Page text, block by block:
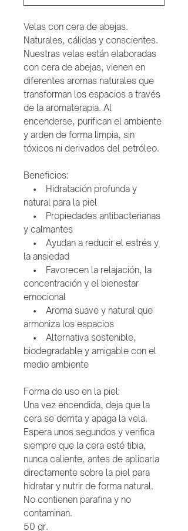
Velas con cera de abejas.
Naturales, cálidas y conscientes.
Nuestras velas están elaboradas
con cera de abejas, vienen en
diferentes aromas naturales que
transforman los espacios a través
de la aromaterapia. Al
encenderse, purifican el ambiente
y arden de forma limpia, sin
tóxicos ni derivados del petróleo.
Beneficios:
• Hidratación profunda y
natural para la piel
• Propiedades antibacterianas
y calmantes
• Ayudan a reducir el estrés y
la ansiedad
• Favorecen la relajación, la
concentración y el bienestar
emocional
• Aroma suave y natural que
armoniza los espacios
• Alternativa sostenible,
biodegradable y amigable con el
medio ambiente
Forma de uso en la piel:
Una vez encendida, deja que la
cera se derrita y apaga la vela.
Espera unos segundos y verifica
siempre que la cera esté tibia,
nunca caliente, antes de aplicarla
directamente sobre la piel para
hidratar y nutrir de forma natural.
No contienen parafina y no
contaminan.
50 gr.